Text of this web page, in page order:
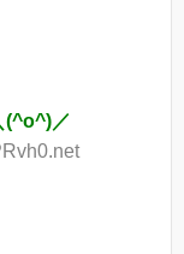
(^o^)／